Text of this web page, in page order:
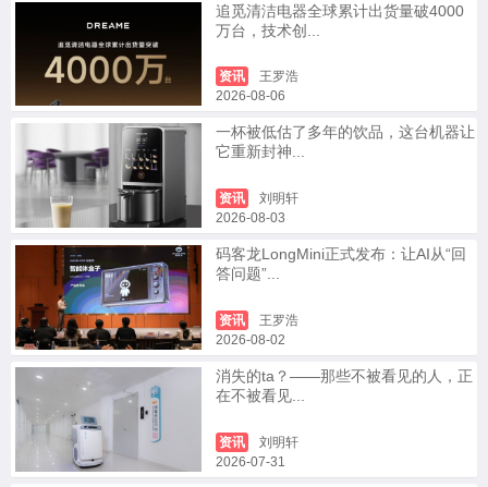
追觅清洁电器全球累计出货量破4000
万台，技术创...
资讯
王罗浩
2026-08-06
一杯被低估了多年的饮品，这台机器让
它重新封神...
资讯
刘明轩
2026-08-03
码客龙LongMini正式发布：让AI从“回
答问题”...
资讯
王罗浩
2026-08-02
消失的ta？——那些不被看见的人，正
在不被看见...
资讯
刘明轩
2026-07-31